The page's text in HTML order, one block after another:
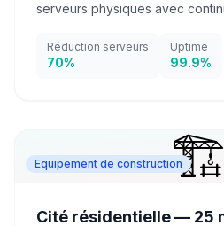
serveurs physiques avec
Réduction serveurs
70%
Uptime
99.9%
🏗️
Equipement de construction
Cité résidentielle — 25